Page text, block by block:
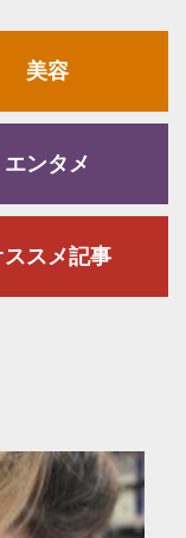
美容
エンタメ
ススメ記事